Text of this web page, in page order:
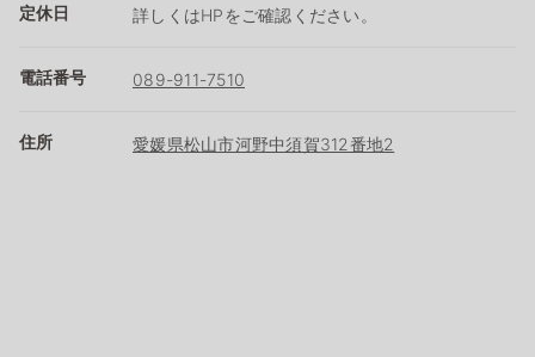
定休日 詳しくはHPをご確認ください。
電話番号 089-911-7510
住所 愛媛県松山市河野中須賀312番地2